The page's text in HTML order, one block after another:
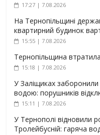
17:27 | 7.08.2026
На Тернопільщині
квартирний будинок
15:55 | 7.08.2026
Тернопільщина
15:18 | 7.08.2026
У Заліщиках
водою: порушників
15:11 | 7.08.2026
У Тернополі відновили
Тролейбусній: гаряча